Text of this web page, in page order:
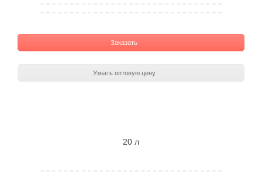
Заказать
Узнать оптовую цену
20 л